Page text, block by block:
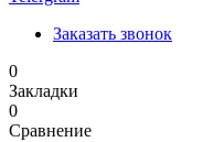
Заказать звонок
0
Закладки
0
Сравнение